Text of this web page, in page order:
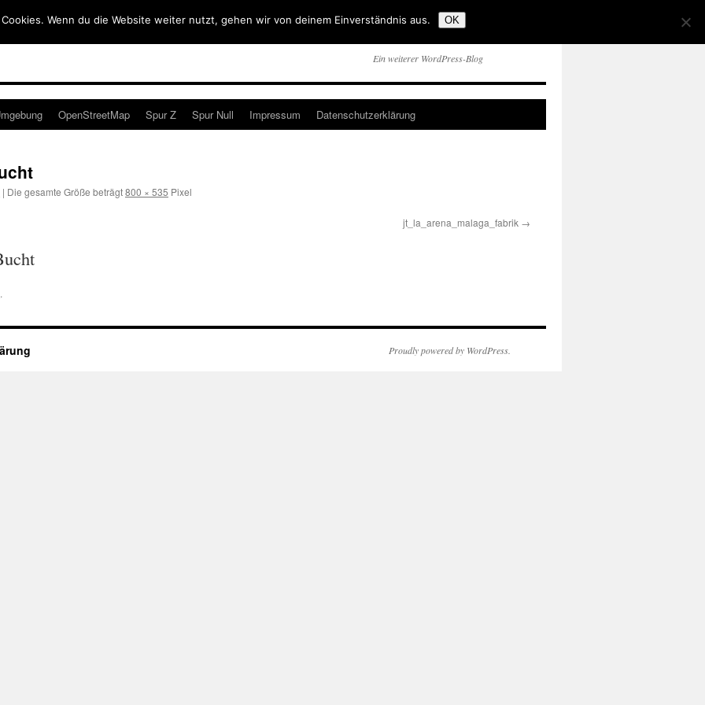
Ein weiterer WordPress-Blog
OpenStreetMap Spur Z Spur Null Impressum Datenschutzerklärung
| Die gesamte Größe beträgt800 × 535 Pixel
jt_la_arena_malaga_fabrik
.
Proudly powered by WordPress.
Wenn du die Website weiter nutzt, gehen wir von deinem Einverständnis aus. OK